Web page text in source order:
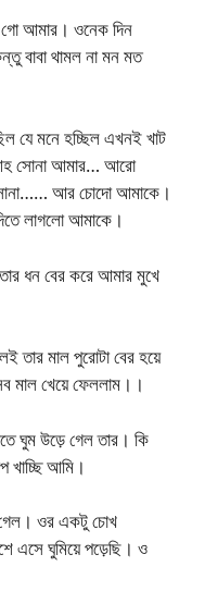
গো আমার। ওনেক দিন
বাবা থামল না মন মত
যে মনে হচ্ছিল এখনই খাট
সোনা আমার… আরো
আর চোদো আমাকে।
লাগলো আমাকে।
ধন বের করে আমার মুখে
তার মাল পুরোটা বের হয়ে
মাল খেয়ে ফেললাম।।
ঘুম উড়ে গেল তার। কি
খাচ্ছি আমি।
ওর একটু চোখ
এসে ঘুমিয়ে পড়েছি। ও